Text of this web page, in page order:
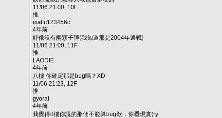
11/06 21:00, 10F
推
mattc123456c
4年前
好像沒有兩顆子彈(我知道那是2004年選戰)
11/06 21:00, 11F
推
LAODIE
4年前
八樓 你確定那是bug嗎？XD
11/06 21:23, 12F
推
gyorai
4年前
我覺得8樓你說的那個不能算bug欸，你看現實(ry